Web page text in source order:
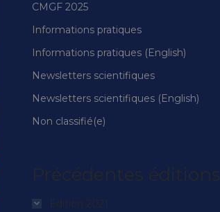
CMGF 2025
Informations pratiques
Informations pratiques (English)
Newsletters scientifiques
Newsletters scientifiques (English)
Non classifié(e)
Précédentes éditions
Édition 2021